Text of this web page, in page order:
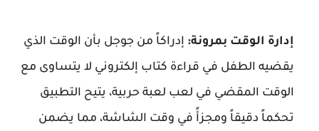
إدارة الوقت بمرونة: إدراكاً من جوجل بأن الوقت الذي
يقضيه الطفل في قراءة كتاب إلكتروني لا يتساوى مع
الوقت المقضي في لعب لعبة حربية، يتيح التطبيق
تحكماً دقيقاً ومجزأً في وقت الشاشة، مما يضمن